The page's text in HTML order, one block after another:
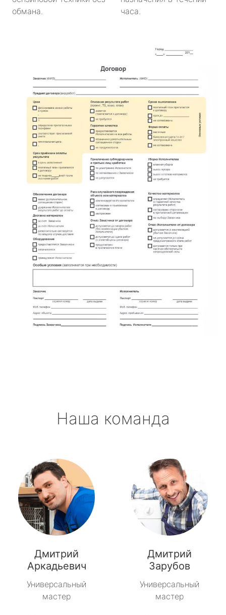
обмана.
часа.
Наша команда
Дмитрий
Аркадьевич
Универсальный
мастер
Дмитрий
Зарубов
Универсальный
мастер